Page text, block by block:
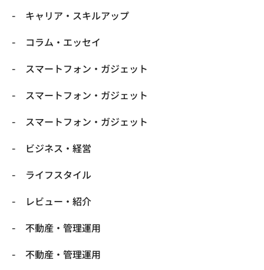
キャリア・スキルアップ
コラム・エッセイ
スマートフォン・ガジェット
スマートフォン・ガジェット
スマートフォン・ガジェット
ビジネス・経営
ライフスタイル
レビュー・紹介
不動産・管理運用
不動産・管理運用